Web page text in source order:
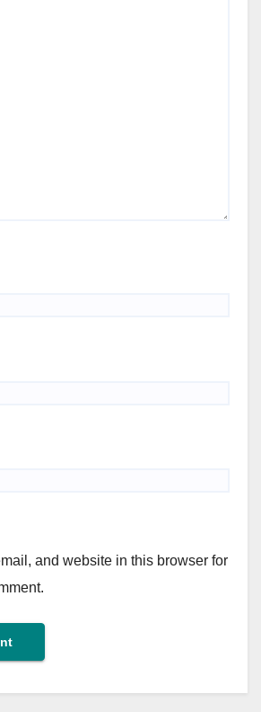
and website in this browser for